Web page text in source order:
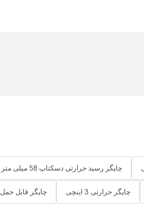
چاپگر رسید حرارتی دسکتاپ 58 میلی متر
چاپگر قابل حمل چاپگر حرارتی 3 اینچی